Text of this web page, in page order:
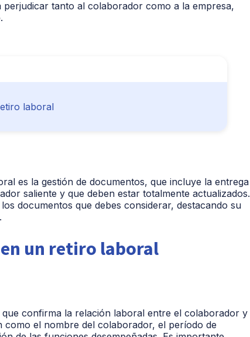
tanto al colaborador como a la empresa,
laboral
es la gestión de documentos, que incluye la entrega
saliente y que deben estar totalmente actualizados.
documentos que debes considerar, destacando su
un retiro laboral
confirma la relación laboral entre el colaborador y
el nombre del colaborador, el período de